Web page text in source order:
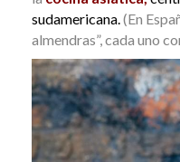
A
p
p
o
o
k
sudamericana.(En
almendras”, cada uno